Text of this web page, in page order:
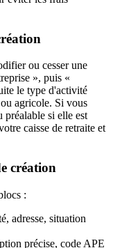
ou cesser une
», puis «
le type d'activité
agricole. Si vous
préalable si elle est
caisse de retraite et
création
:
adresse, situation
précise, code APE